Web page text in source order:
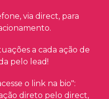
via direct, para
a cada ação de
pelo lead!
o link na bio":
direto pelo direct,